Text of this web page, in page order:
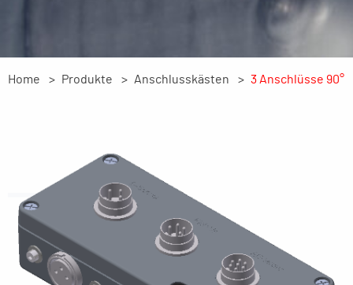
Home Produkte Anschlusskästen 3 Anschlüsse 90°